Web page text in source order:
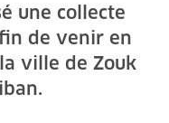
une collecte
de venir en
ville de Zouk